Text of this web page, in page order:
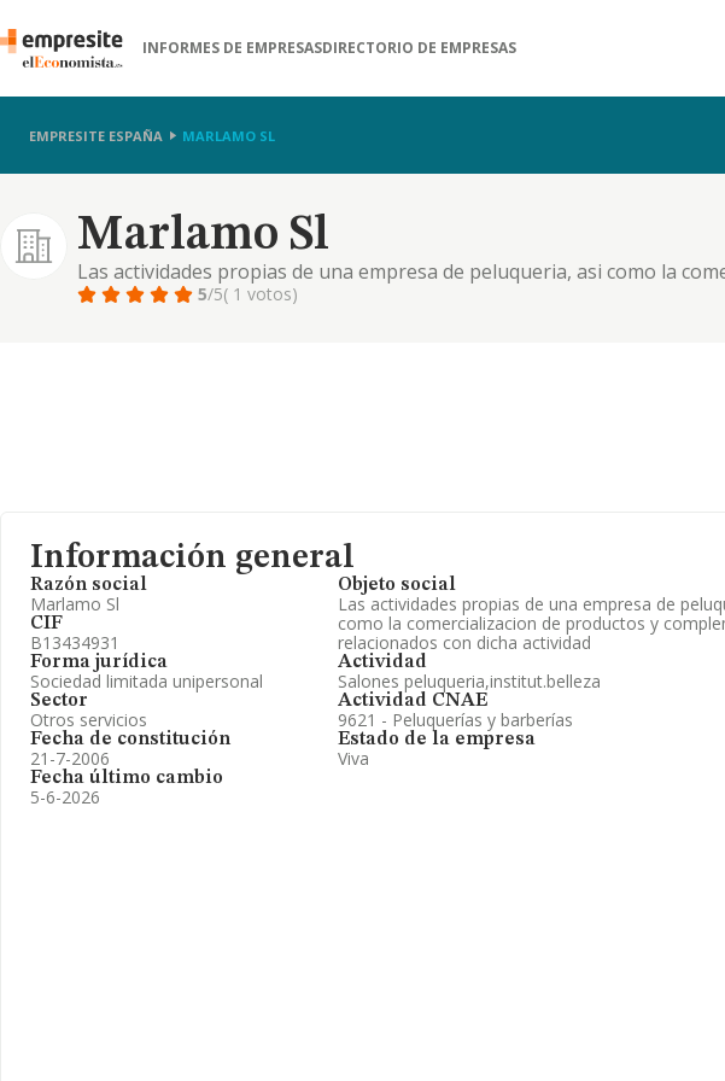
INFORMES DE EMPRESASDIRECTORIO DE EMPRESAS
EMPRESITE ESPAÑA MARLAMO SL
Marlamo Sl
Las actividades propias de una empresa de peluqueria, asi como la
complementos relacionados con dicha actividad
5/5( 1 votos)
Información general
Razón social
Marlamo Sl
CIF
B13434931
Forma jurídica
Sociedad limitada unipersonal
Sector
Otros servicios
Fecha de constitución
21-7-2006
Fecha último cambio
5-6-2026
Objeto social
Las actividades propias de una empresa de
como la comercializacion de productos y
relacionados con dicha actividad
Actividad
Salones peluqueria,institut.belleza
Actividad CNAE
9621 - Peluquerías y barberías
Estado de la empresa
Viva